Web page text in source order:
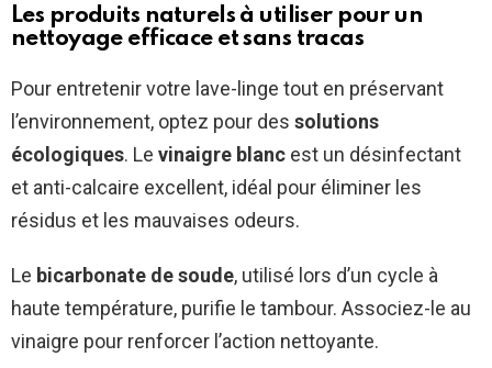
Les produits naturels à utiliser pour un
nettoyage efficace et sans tracas
Pour entretenir votre lave-linge tout en préservant
l’environnement, optez pour des solutions
écologiques. Le vinaigre blanc est un désinfectant
et anti-calcaire excellent, idéal pour éliminer les
résidus et les mauvaises odeurs.
Le bicarbonate de soude, utilisé lors d’un cycle à
haute température, purifie le tambour. Associez-le au
vinaigre pour renforcer l’action nettoyante.